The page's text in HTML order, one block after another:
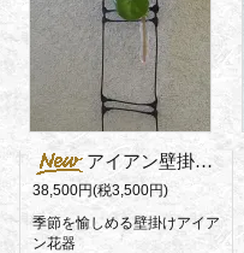
アイアン壁掛け花器・Bridge
38,500円(税3,500円)
季節を愉しめる壁掛けアイア
ン花器